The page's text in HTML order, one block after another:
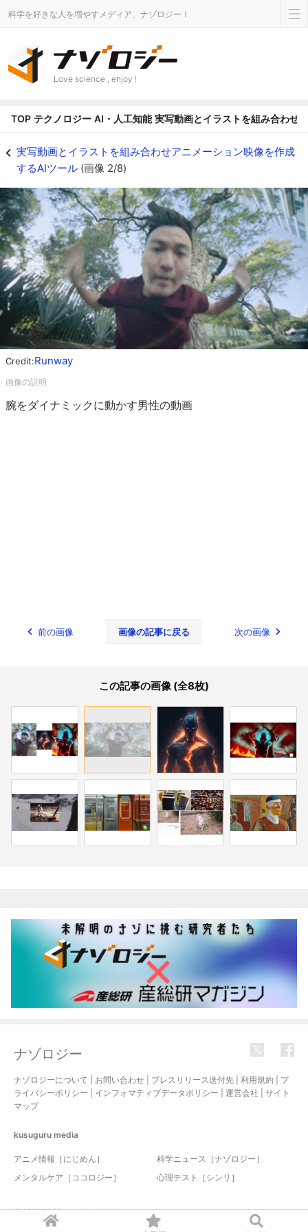
科学を好きな人を増やすメディア、ナゾロジー！
Love science , enjoy !
TOP テクノロジー AI・人工知能 実写動画とイラストを組み合わせ
実写動画とイラストを組み合わせアニメーション映像を作成
するAIツール (画像 2/8)
Credit:Runway
腕をダイナミックに動かす男性の動画
前の画像 画像の記事に戻る 次の画像
この記事の画像 (全8枚)
ナゾロジー
ナゾロジーについて お問い合わせ プレスリリース送付先 利用規約
プ
ライバシーポリシー
インフォマティブデータポリシー 運営会社
サイト
マップ
kusuguru media
アニメ情報［にじめん］
科学ニュース［ナゾロジー］
メンタルケア［ココロジー］
心理テスト［シンリ］
© 2017-2026 nazology. all rights reserved.